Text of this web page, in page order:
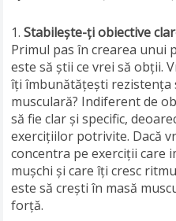
Stabilește-ți obiective
Primul pas în crearea unui
este să știi ce vrei să obții.
îți îmbunătățești rezistența
musculară? Indiferent de
să fie clar și specific,
exercițiilor potrivite. Dacă
concentra pe exerciții care
mușchi și care îți cresc
este să crești în masă
forță.